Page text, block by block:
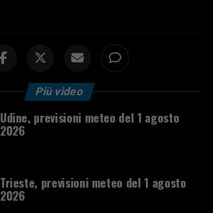
Più video
Udine, previsioni meteo del 1 agosto
2026
Trieste, previsioni meteo del 1 agosto
2026